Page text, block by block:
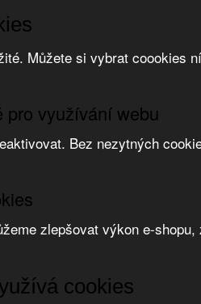
Můžete si vybrat coookies
pro využívání webu
Bez nezytných
zlepšovat výkon e-
cookies
na doplňující obsah